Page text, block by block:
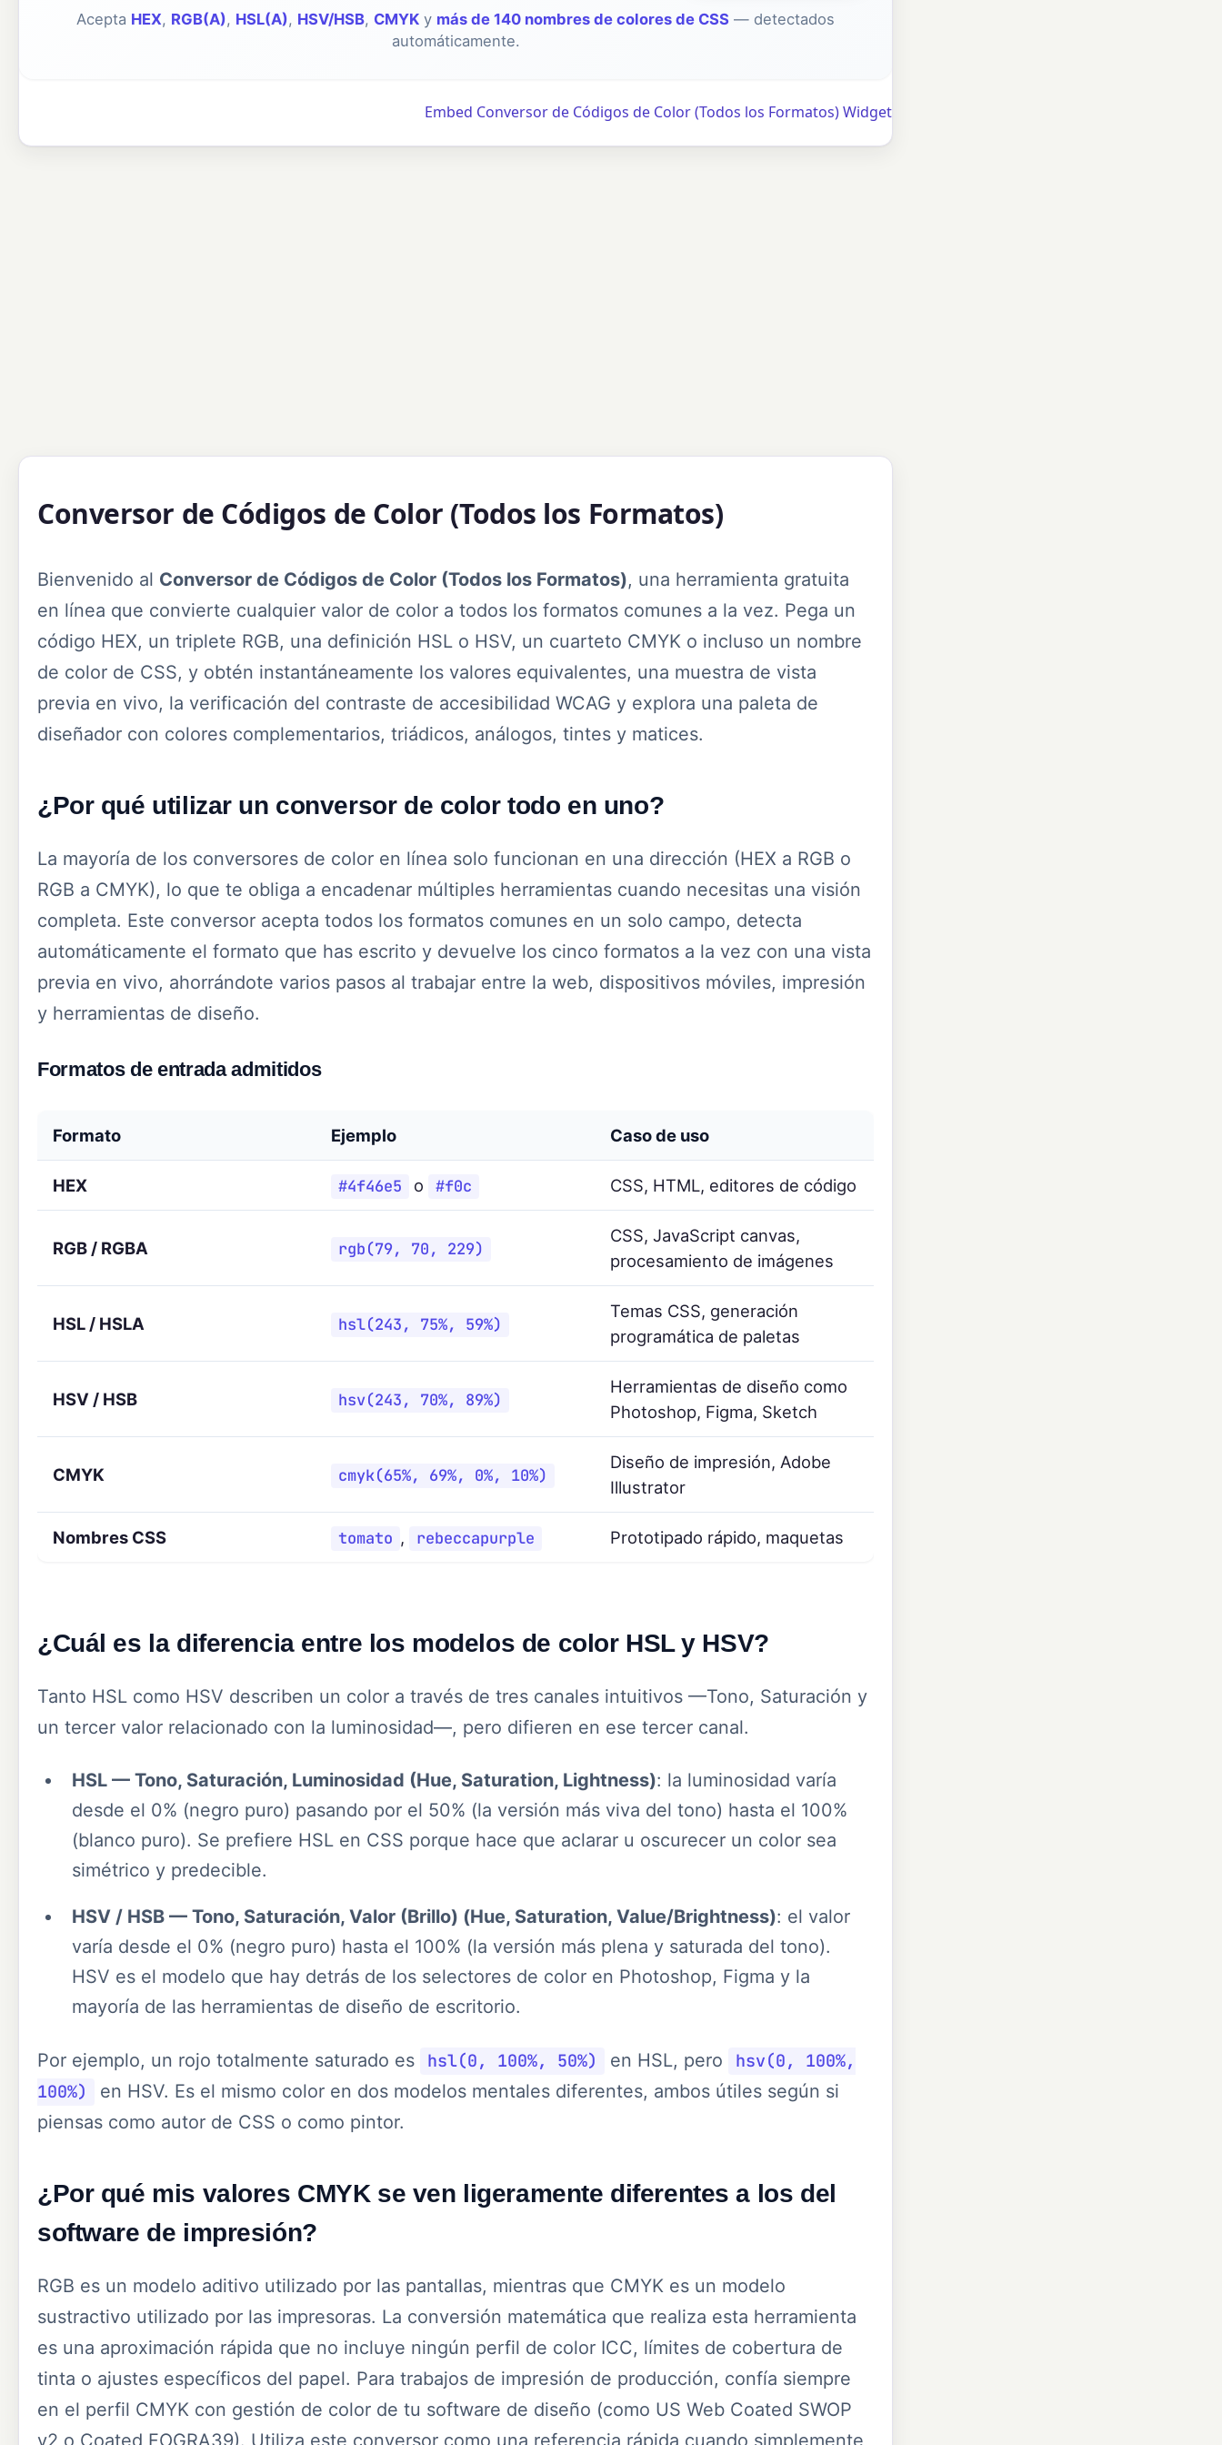
Acepta HEX, RGB(A), HSL(A), HSV/HSB, CMYK y más de 140 nombres de colores de CSS — detectados
automáticamente.
Embed Conversor de Códigos de Color (Todos los Formatos) Widget
Conversor de Códigos de Color (Todos los Formatos)
Bienvenido al Conversor de Códigos de Color (Todos los Formatos), una herramienta gratuita
en línea que convierte cualquier valor de color a todos los formatos comunes a la vez. Pega un
código HEX, un triplete RGB, una definición HSL o HSV, un cuarteto CMYK o incluso un nombre
de color de CSS, y obtén instantáneamente los valores equivalentes, una muestra de vista
previa en vivo, la verificación del contraste de accesibilidad WCAG y explora una paleta de
diseñador con colores complementarios, triádicos, análogos, tintes y matices.
¿Por qué utilizar un conversor de color todo en uno?
La mayoría de los conversores de color en línea solo funcionan en una dirección (HEX a RGB o
RGB a CMYK), lo que te obliga a encadenar múltiples herramientas cuando necesitas una visión
completa. Este conversor acepta todos los formatos comunes en un solo campo, detecta
automáticamente el formato que has escrito y devuelve los cinco formatos a la vez con una vista
previa en vivo, ahorrándote varios pasos al trabajar entre la web, dispositivos móviles, impresión
y herramientas de diseño.
Formatos de entrada admitidos
Formato Ejemplo Caso de uso
HEX #4f46e5 o #f0c CSS, HTML, editores de código
RGB / RGBA rgb(79, 70, 229)
CSS, JavaScript canvas,
procesamiento de imágenes
HSL / HSLA hsl(243, 75%, 59%)
Temas CSS, generación
programática de paletas
HSV / HSB hsv(243, 70%, 89%)
Herramientas de diseño como
Photoshop, Figma, Sketch
CMYK cmyk(65%, 69%, 0%, 10%)
Diseño de impresión, Adobe
Illustrator
Nombres CSS tomato , rebeccapurple Prototipado rápido, maquetas
¿Cuál es la diferencia entre los modelos de color HSL y HSV?
Tanto HSL como HSV describen un color a través de tres canales intuitivos —Tono, Saturación y
un tercer valor relacionado con la luminosidad—, pero difieren en ese tercer canal.
HSL — Tono, Saturación, Luminosidad (Hue, Saturation, Lightness): la luminosidad varía
desde el 0% (negro puro) pasando por el 50% (la versión más viva del tono) hasta el 100%
(blanco puro). Se prefiere HSL en CSS porque hace que aclarar u oscurecer un color sea
simétrico y predecible.
HSV / HSB — Tono, Saturación, Valor (Brillo) (Hue, Saturation, Value/Brightness): el valor
varía desde el 0% (negro puro) hasta el 100% (la versión más plena y saturada del tono).
HSV es el modelo que hay detrás de los selectores de color en Photoshop, Figma y la
mayoría de las herramientas de diseño de escritorio.
Por ejemplo, un rojo totalmente saturado es hsl(0, 100%, 50%) en HSL, pero
hsv(0, 100%,
100%)
en HSV. Es el mismo color en dos modelos mentales diferentes, ambos útiles según si
piensas como autor de CSS o como pintor.
¿Por qué mis valores CMYK se ven ligeramente diferentes a los del
software de impresión?
RGB es un modelo aditivo utilizado por las pantallas, mientras que CMYK es un modelo
sustractivo utilizado por las impresoras. La conversión matemática que realiza esta herramienta
es una aproximación rápida que no incluye ningún perfil de color ICC, límites de cobertura de
tinta o ajustes específicos del papel. Para trabajos de impresión de producción, confía siempre
en el perfil CMYK con gestión de color de tu software de diseño (como US Web Coated SWOP